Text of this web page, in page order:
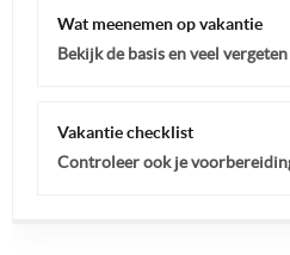
Wat meenemen op vakantie
Bekijk de basis en veel
Vakantie checklist
Controleer ook je